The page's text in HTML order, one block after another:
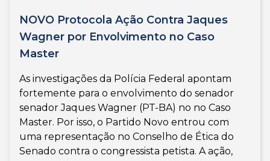
NOVO Protocola Ação Contra Jaques
Wagner por Envolvimento no Caso
Master
As investigações da Polícia Federal apontam
fortemente para o envolvimento do senador
senador Jaques Wagner (PT-BA) no no Caso
Master. Por isso, o Partido Novo entrou com
uma representação no Conselho de Ética do
Senado contra o congressista petista. A ação,